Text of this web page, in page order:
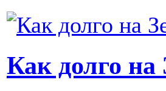
Как долго